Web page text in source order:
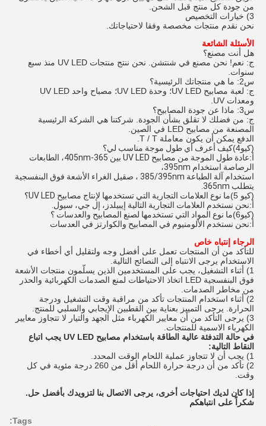
من جودة كل منتج قبل الشحن.
3) خيارات التخصيص
نحن نقدم منتجات مخصصة وفقا لاحتياجاتك.
الأسئلة الشائعة
هل أنت مصنع؟
ج: نعم! نحن مصنع في شنتشن. نحن ننتج منتجات UV LED منذ سبع
سنوات.
س2: ما هي منتجاتك الرئيسية؟
ج: لعبة مصابيح UV LED؛ وحدة UV LED؛ مصباح واحد UV LED
ومعدات UV.
س3: ماذا عن جودة المصابيح؟
ج: من فضلك لا تقلق بشأن الجودة. شركتنا هي الشركة الرئيسية
المصنعة من مصابيح LED في الصين.
الدفع يمكن أن يكون معاملة T / T.
(كيو4)
كيف أعرف أي طول موجة مناسب لي؟
أ:
عادة طول الموجة من مصابيح UV LED بين 365-405nm، الطابعات
الرصاصة استخدام 395nm،
استخدام آلة الطباعة 385/395nm ، صقيل الغراء الأشعة فوق البنفسجية
يتطلب 365nm.
(كيو 5)
ما نوع العلامات التجارية التي تستخدمها لإنتاج مصابيح UV LED؟
أ:نحن نستخدم العلامات التجارية التالية إيبيلدز، إل جي، سيول.
(كيو6)
ما نوع المواد التي تستخدمها لصنع المصابيح والعدسات ؟
أ:نحن نستخدم الألومنيوم في المصابيح والكوارتز في العدسات
الرجاء إنتباه خاص
للتأكد من أن المنتجات تعمل على أفضل وجه ولتقليل أي أخطاء في
الاستخدام يرجى الانتباه إلى النصائح التالية.
1) أثناء التشغيل، يجب على المستخدمين الذين يسلّمون منتجات الأشعة
فوق البنفسجية LED اتخاذ الاحتياطات لمنع الصدمات الكهربائية والحذر
من مخاطر الصدمات.
2) أثناء استخدام المنتجات تأكد من مراقبة وقت التشغيل ودرجة
الحرارة. يرجى التمييز بعناية بين القطبين الإيجابي والسلبي للمنتج.
3) يرجى التأكد من أن معايير الكهرباء مثل الجهد والتيار لا تتجاوز معايير
الكهرباء الاسمية للمنتجات.
في حالة التدفئة عالية الطاقة باستخدام مصابيح UV LED يجب اتباع
النقاط التالية:
1) يجب أن لا تتجاوز عملية اللحام الوقت المحدد.
2) تأكد من أن درجة حرارة اللحام أقل من 260 درجة مئوية في كل
وقت.
إذا كان لديك احتياجات أخرى، يرجى الاتصال بنا لتزويدك بأفضل حل.
شكراً على انتباهكم
Tags: